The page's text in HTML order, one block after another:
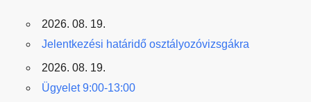
2026. 08. 19.
Jelentkezési határidő osztályozóvizsgákra
2026. 08. 19.
Ügyelet 9:00-13:00